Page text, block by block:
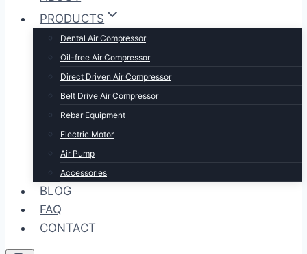
PRODUCTS
Dental Air Compressor
Oil-free Air Compressor
Direct Driven Air Compressor
Belt Drive Air Compressor
Rebar Equipment
Electric Motor
Air Pump
Accessories
BLOG
FAQ
CONTACT